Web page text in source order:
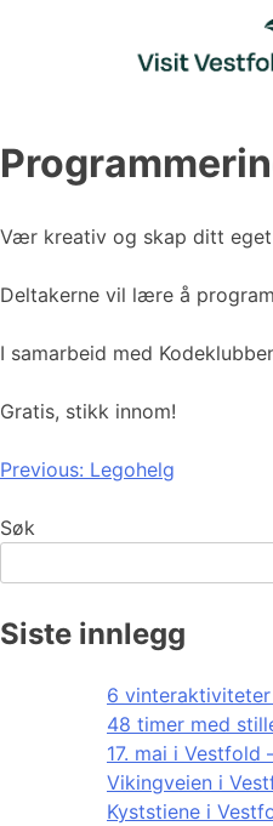
Vær kreativ og skap ditt
Deltakerne vil lære å
I samarbeid med
Gratis, stikk innom!
Innleggsnavigasjon
Previous: Legohelg
Søk
Siste innlegg
6
48 timer med
17. mai i Vestfold
Vikingveien i
Kyststiene i